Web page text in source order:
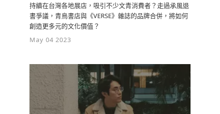
持續在台灣各地展店，吸引不少文青消費者？走過承風退
書爭議，青鳥書店與《VERSE》雜誌的品牌合併，將如何
創造更多元的文化價值？
May 04 2023